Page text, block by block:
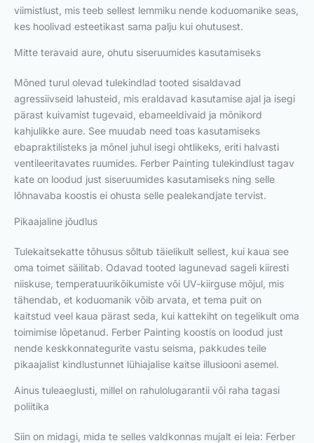
viimistlust, mis teeb sellest lemmiku nende koduomanike seas,
kes hoolivad esteetikast sama palju kui ohutusest.
Mitte teravaid aure, ohutu siseruumides kasutamiseks
Mõned turul olevad tulekindlad tooted sisaldavad
agressiivseid lahusteid, mis eraldavad kasutamise ajal ja isegi
pärast kuivamist tugevaid, ebameeldivaid ja mõnikord
kahjulikke aure. See muudab need toas kasutamiseks
ebapraktilisteks ja mõnel juhul isegi ohtlikeks, eriti halvasti
ventileeritavates ruumides. Ferber Painting tulekindlust tagav
kate on loodud just siseruumides kasutamiseks ning selle
lõhnavaba koostis ei ohusta selle pealekandjate tervist.
Pikaajaline jõudlus
Tulekaitsekatte tõhusus sõltub täielikult sellest, kui kaua see
oma toimet säilitab. Odavad tooted lagunevad sageli kiiresti
niiskuse, temperatuurikõikumiste või UV-kiirguse mõjul, mis
tähendab, et koduomanik võib arvata, et tema puit on
kaitstud veel kaua pärast seda, kui kattekiht on tegelikult oma
toimimise lõpetanud. Ferber Painting koostis on loodud just
nende keskkonnategurite vastu seisma, pakkudes teile
pikaajalist kindlustunnet lühiajalise kaitse illusiooni asemel.
Ainus tuleaeglusti, millel on rahulolugarantii või raha tagasi
poliitika
Siin on midagi, mida te selles valdkonnas mujalt ei leia: Ferber